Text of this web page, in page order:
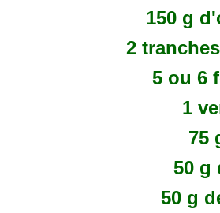
150 g
2
5 ou 6
1
75
50 g
50 g